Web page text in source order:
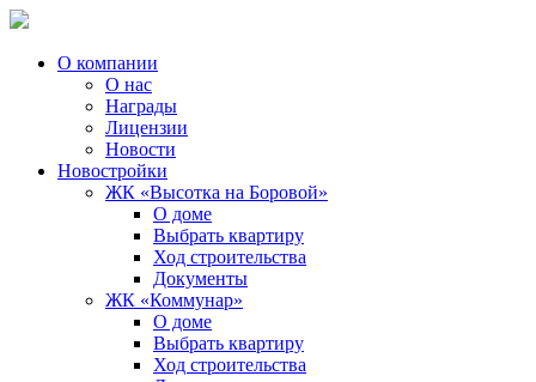
О компании
О нас
Награды
Лицензии
Новости
Новостройки
ЖК «Высотка на Боровой»
О доме
Выбрать квартиру
Ход строительства
Документы
ЖК «Коммунар»
О доме
Выбрать квартиру
Ход строительства